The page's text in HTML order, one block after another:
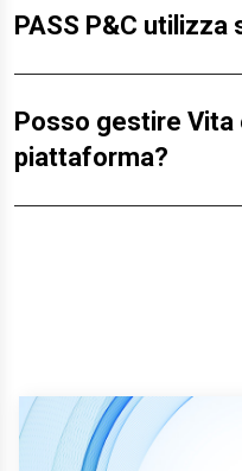
PASS P&C utilizza
Posso gestire Vita
piattaforma?